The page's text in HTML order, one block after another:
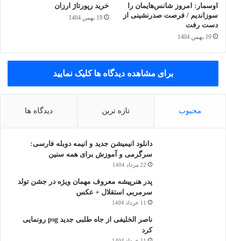
اوسمار: امروز شانس‌هایمان را
سوزاندیم / فرصت صدرنشینی از
دست رفت
19 بهمن 1404
خرید رپورتاژ ارزان
19 بهمن 1404
برای مشاهده دیدگاه ها کلیک نمایید
محبوب تازه ترین دیدگاه ها
دانلود انیمیشن جدید و انیمه دوبله فارسی:
سرگرمی و آموزش برای همه سنین
22 مرداد 1404
پدر هنرپیشه معروف مهمان ویژه در جشن تولد
سرمربی استقلال + عکس
11 خرداد 1404
ناصر الخلیفی از جاه طلبی جدید psg رونمایی
کرد